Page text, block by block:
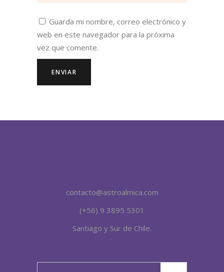
Guarda mi nombre, correo electrónico y
web en este navegador para la próxima
vez que comente.
contacto@astroalmica.com
(+56) 9 3895 5301
Santiago y Sur de Chile.